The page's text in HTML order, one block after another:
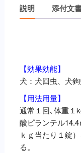
用）
２
個
説明 添付文
【効果効能】
犬：犬回虫、犬
【用法用量】
通常１回､体重１
酸ピランテル
ｋｇ当たり１錠
る。